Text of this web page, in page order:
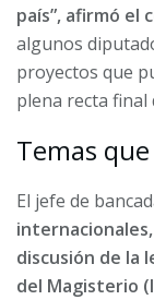
país”, afirmó el
algunos
proyectos que
plena recta final
Temas
El jefe de
discusión de la
del Magisterio